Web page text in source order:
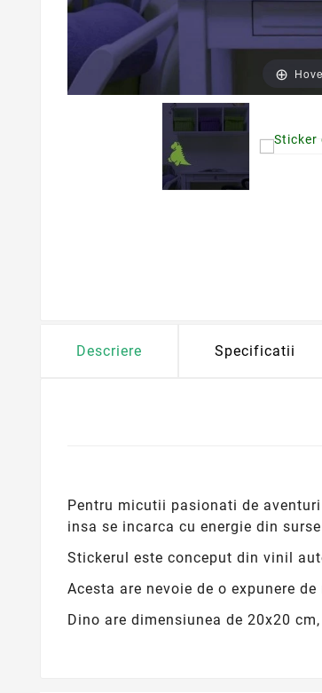
Descriere Specificatii
Pentru micutii pasionati de
insa se incarca cu energie din
Stickerul este conceput din vinil
Acesta are nevoie de o expunere
Dino are dimensiunea de 20x20